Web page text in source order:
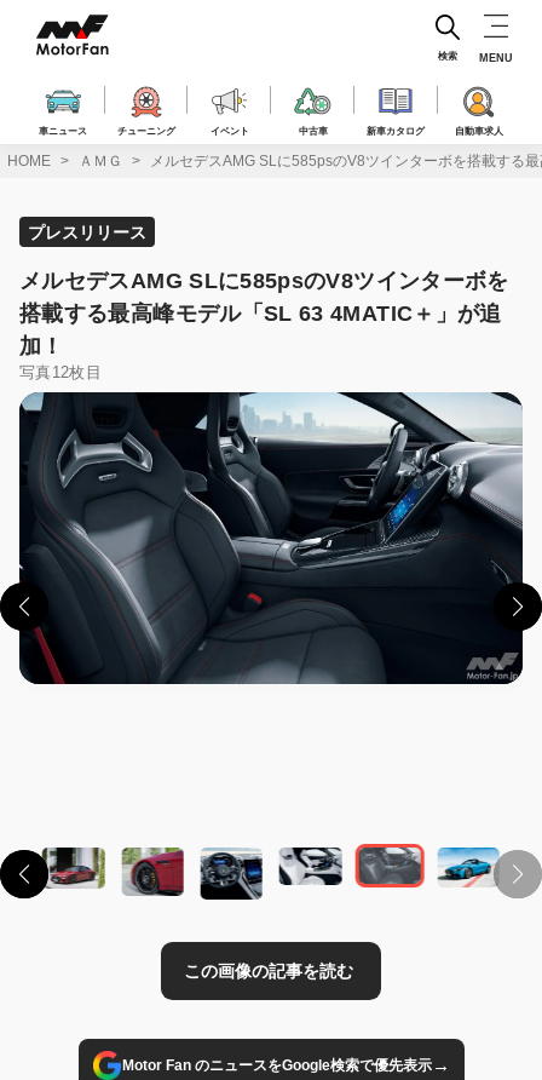
ス
車ニュース チューニング イベント 中古車 新車カタログ 自動車求人
検索 MENU
HOME ＡＭＧ メルセデスAMG SLに585psのV8ツインターボを搭載する
プレスリリース
メルセデスAMG SLに585psのV8ツインターボを
搭載する最高峰モデル「SL 63 4MATIC＋」が追
加！
写真12枚目
Motor Fan のニュースをGoogle検索で優先表示→